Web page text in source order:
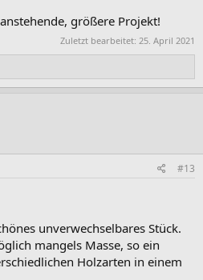
größere Projekt!
Zuletzt bearbeitet: 25. April 2021
#13
unverwechselbares Stück.
mangels Masse, so ein
Holzarten in einem